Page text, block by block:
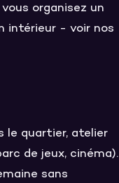
organisez un
intérieur - voir nos
le quartier, atelier
de jeux, cinéma).
sans